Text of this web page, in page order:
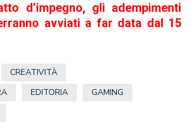
d’impegno, gli adempimenti
avviati a far data dal 15
CREATIVITÀ
EDITORIA
GAMING